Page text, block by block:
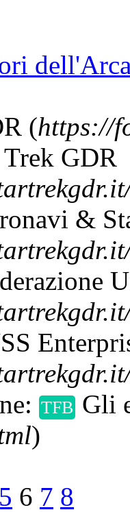
(https://
GDR
&
TFB Gli
)
5 6 7 8